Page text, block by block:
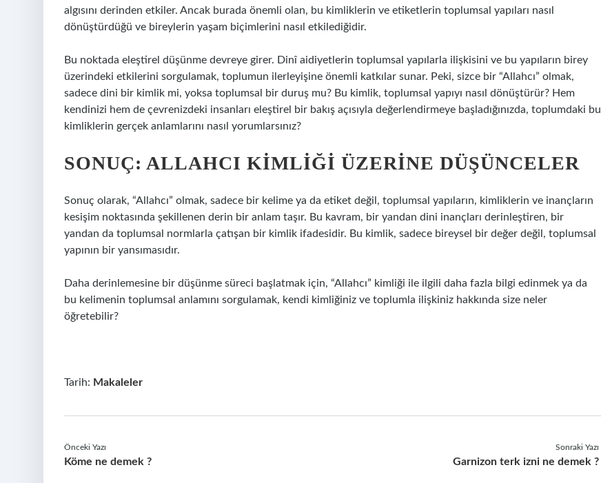
algısını derinden etkiler. Ancak burada önemli olan, bu kimliklerin ve etiketlerin toplumsal yapıları nasıl
dönüştürdüğü ve bireylerin yaşam biçimlerini nasıl etkilediğidir.
Bu noktada eleştirel düşünme devreye girer. Dinî aidiyetlerin toplumsal yapılarla ilişkisini ve bu yapıların birey
üzerindeki etkilerini sorgulamak, toplumun ilerleyişine önemli katkılar sunar. Peki, sizce bir “Allahcı” olmak,
sadece dini bir kimlik mi, yoksa toplumsal bir duruş mu? Bu kimlik, toplumsal yapıyı nasıl dönüştürür? Hem
kendinizi hem de çevrenizdeki insanları eleştirel bir bakış açısıyla değerlendirmeye başladığınızda, toplumdaki bu
kimliklerin gerçek anlamlarını nasıl yorumlarsınız?
SONUÇ: ALLAHCI KIMLIĞI ÜZERINE DÜŞÜNCELER
Sonuç olarak, “Allahcı” olmak, sadece bir kelime ya da etiket değil, toplumsal yapıların, kimliklerin ve inançların
kesişim noktasında şekillenen derin bir anlam taşır. Bu kavram, bir yandan dini inançları derinleştiren, bir
yandan da toplumsal normlarla çatışan bir kimlik ifadesidir. Bu kimlik, sadece bireysel bir değer değil, toplumsal
yapının bir yansımasıdır.
Daha derinlemesine bir düşünme süreci başlatmak için, “Allahcı” kimliği ile ilgili daha fazla bilgi edinmek ya da
bu kelimenin toplumsal anlamını sorgulamak, kendi kimliğiniz ve toplumla ilişkiniz hakkında size neler
öğretebilir?
Tarih: Makaleler
Önceki Yazı
Köme ne demek ?
Sonraki Yazı
Garnizon terk izni ne demek ?